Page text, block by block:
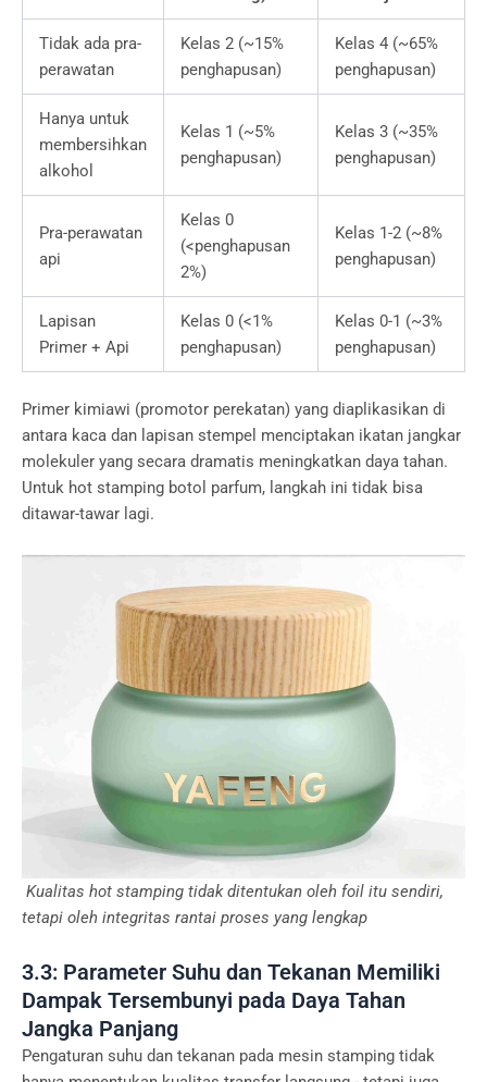
Tidak ada pra-
perawatan
Kelas 2 (~15%
penghapusan)
Kelas 4 (~65%
penghapusan)
Hanya untuk
membersihkan
alkohol
Kelas 1 (~5%
penghapusan)
Kelas 3 (~35%
penghapusan)
Pra-perawatan
api
Kelas 0
(<penghapusan
2%)
Kelas 1-2 (~8%
penghapusan)
Lapisan
Primer + Api
Kelas 0 (<1%
penghapusan)
Kelas 0-1 (~3%
penghapusan)
Primer kimiawi (promotor perekatan) yang diaplikasikan di
antara kaca dan lapisan stempel menciptakan ikatan jangkar
molekuler yang secara dramatis meningkatkan daya tahan.
Untuk hot stamping botol parfum, langkah ini tidak bisa
ditawar-tawar lagi.
Kualitas hot stamping tidak ditentukan oleh foil itu sendiri,
tetapi oleh integritas rantai proses yang lengkap
3.3: Parameter Suhu dan Tekanan Memiliki
Dampak Tersembunyi pada Daya Tahan
Jangka Panjang
Pengaturan suhu dan tekanan pada mesin stamping tidak